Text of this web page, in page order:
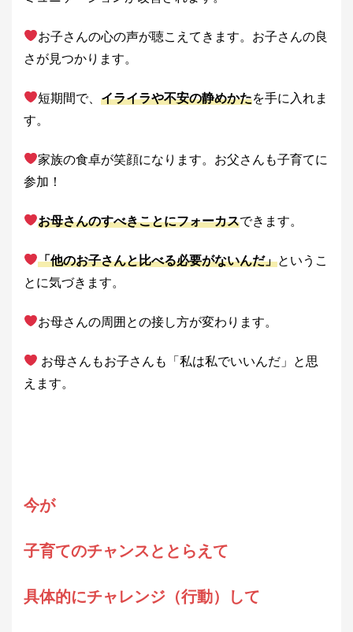
お子さんの心の声が聴こえてきます。お子さんの良
さが見つかります。
短期間で、イライラや不安の静めかたを手に入れま
す。
家族の食卓が笑顔になります。お父さんも子育てに
参加！
お母さんのすべきことにフォーカスできます。
「他のお子さんと比べる必要がないんだ」というこ
とに気づきます。
お母さんの周囲との接し方が変わります。
お母さんもお子さんも「私は私でいいんだ」と思
えます。
今が
子育てのチャンスととらえて
具体的にチャレンジ（行動）して